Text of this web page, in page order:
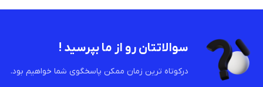
سوالاتتان رو از ما بپرسید !
درکوتاه ترین زمان ممکن پاسخگوی شما خواهیم بود.